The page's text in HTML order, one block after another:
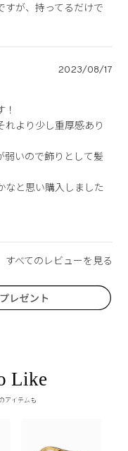
すが、持ってるだけで
2023/08/17
れより少し重厚感あり
弱いので飾りとして髪
なと思い購入しました
Like
アイテムも